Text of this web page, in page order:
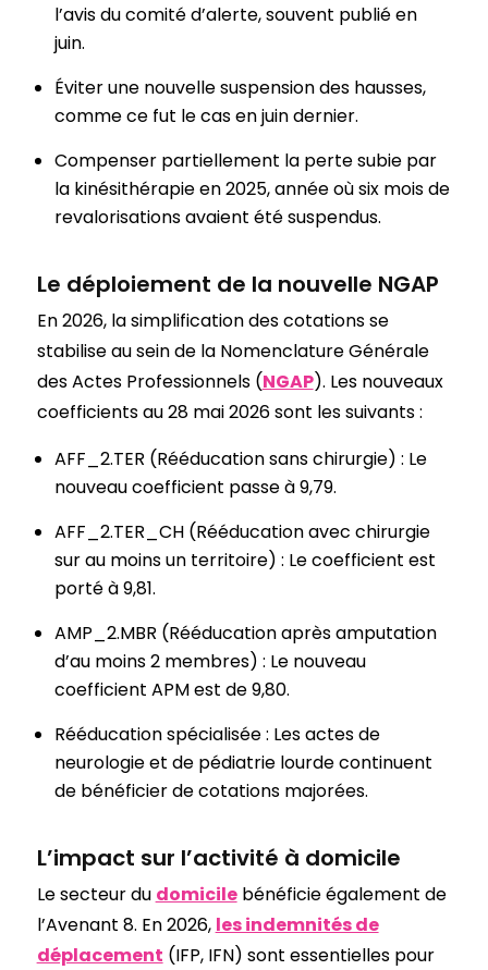
l’avis du comité d’alerte, souvent publié en
juin.
Éviter une nouvelle suspension des hausses,
comme ce fut le cas en juin dernier.
Compenser partiellement la perte subie par
la kinésithérapie en 2025, année où six mois de
revalorisations avaient été suspendus.
Le déploiement de la nouvelle NGAP
En 2026, la simplification des cotations se
stabilise au sein de la Nomenclature Générale
des Actes Professionnels (NGAP). Les nouveaux
coefficients au 28 mai 2026 sont les suivants :
AFF_2.TER (Rééducation sans chirurgie) : Le
nouveau coefficient passe à 9,79.
AFF_2.TER_CH (Rééducation avec chirurgie
sur au moins un territoire) : Le coefficient est
porté à 9,81.
AMP_2.MBR (Rééducation après amputation
d’au moins 2 membres) : Le nouveau
coefficient APM est de 9,80.
Rééducation spécialisée : Les actes de
neurologie et de pédiatrie lourde continuent
de bénéficier de cotations majorées.
L’impact sur l’activité à domicile
Le secteur du domicilebénéficie également de
l’Avenant 8. En 2026, les indemnités de
déplacement (IFP, IFN) sont essentielles pour